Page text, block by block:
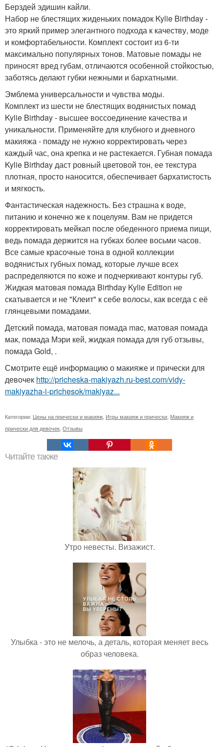
Берздей эдишин кайли.
Набор не блестящих жиденьких помадок Kylie Birthday -
это яркий пример элегантного подхода к качеству, моде
и комфортабельности. Комплект состоит из 6-ти
максимально популярных тонов. Матовые помады не
приносят вред губам, отличаются особенной стойкостью,
заботясь делают губки нежными и бархатными.
Эмблема универсальности и чувства моды.
Комплект из шести не блестящих водянистых помад
Kylie Birthday - высшее воссоединение качества и
уникальности. Применяйте для клубного и дневного
макияжа - помаду не нужно корректировать через
каждый час, она крепка и не растекается. Губная помада
Kylie Birthday даст ровный цветовой тон, ее текстура
плотная, просто наносится, обеспечивает бархатистость
и мягкость.
Фантастическая надежность. Без страшна к воде,
питанию и конечно же к поцелуям. Вам не придется
корректировать мейкап после обеденного приема пищи,
ведь помада держится на губках более восьми часов.
Все самые красочные тона в одной коллекции
водянистых губных помад, которые лучше всех
распределяются по коже и подчеркивают контуры губ.
Жидкая матовая помада Birthday Kylie Edition не
скатывается и не "Клеит" к себе волосы, как всегда с её
глянцевыми помадами.
Детский помада, матовая помада mac, матовая помада
мак, помада Мэри кей, жидкая помада для губ отзывы,
помада Gold, .
Смотрите ещё информацию о макияже и прически для
девочек http://pricheska-makiyazh.ru-best.com/vidy-
makiyazha-i-prichesok/makiyaz...
Категории: Цены на прически и макияж Игры макияж и прически Макияж и
прически для девочек Отзывы
Читайте также
Утро невесты. Визажист.
Улыбка - это не мелочь, а деталь, которая меняет весь
образ человека.